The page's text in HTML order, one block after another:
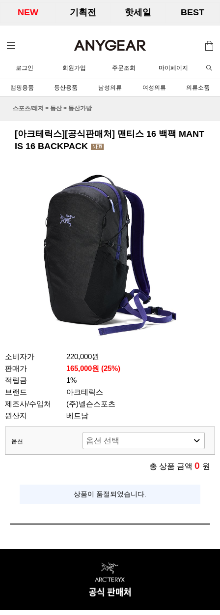
NEW 기획전 핫세일 BEST
로그인 회원가입 주문조회 마이페이지
캠핑용품 등산용품 남성의류 여성의류 의류소품
스포츠/레저 > 등산 > 등산가방
[아크테릭스][공식판매처] 맨티스 16 백팩 MANT
IS 16 BACKPACK
소비자가
220,000원
판매가
165,000원 (25%)
적립금
1%
브랜드
아크테릭스
제조사/수입처
(주)넬슨스포츠
원산지
베트남
옵션
총 상품 금액 0 원
상품이 품절되었습니다.